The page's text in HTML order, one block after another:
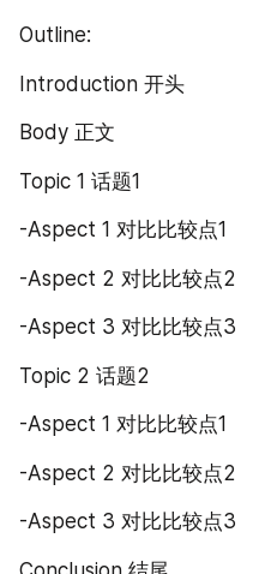
Outline:
Introduction 开头
Body 正文
Topic 1 话题1
-Aspect 1 对比比较点1
-Aspect 2 对比比较点2
-Aspect 3 对比比较点3
Topic 2 话题2
-Aspect 1 对比比较点1
-Aspect 2 对比比较点2
-Aspect 3 对比比较点3